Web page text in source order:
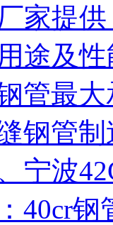
家提
途及
管最
钢管
宁波
40cr钢